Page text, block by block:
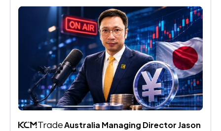
Australia Managing Director Jason